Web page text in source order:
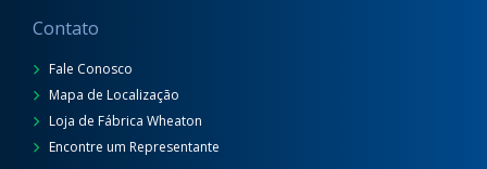
Contato
Fale Conosco
Mapa de Localização
Loja de Fábrica Wheaton
Encontre um Representante